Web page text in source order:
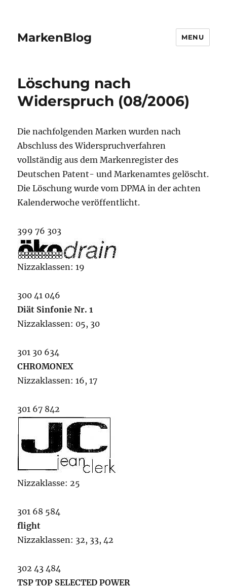
MarkenBlog MENU
Löschung nach
Widerspruch (08/2006)
Die nachfolgenden Marken wurden nach
Abschluss des Widerspruchverfahren
vollständig aus dem Markenregister des
Deutschen Patent- und Markenamtes gelöscht.
Die Löschung wurde vom DPMA in der achten
Kalenderwoche veröffentlicht.
399 76 303
Nizzaklassen: 19
300 41 046
Diät Sinfonie Nr. 1
Nizzaklassen: 05, 30
301 30 634
CHROMONEX
Nizzaklassen: 16, 17
301 67 842
Nizzaklasse: 25
301 68 584
flight
Nizzaklassen: 32, 33, 42
302 43 484
TSP TOP SELECTED POWER